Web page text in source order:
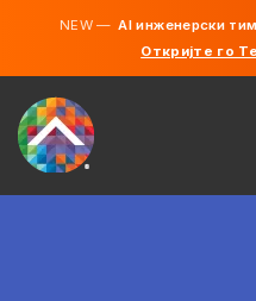
NEW —AI инженерски
Откријте го